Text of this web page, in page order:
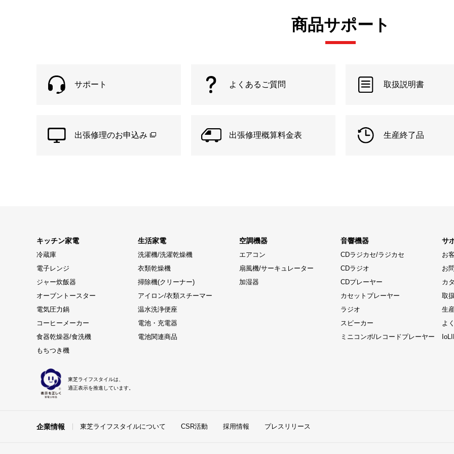
商品サポート
サポート よくあるご質問 取扱説明書
出張修理のお申込み 出張修理概算料金表 生産終了品
キッチン家電
冷蔵庫
電子レンジ
ジャー炊飯器
オーブントースター
電気圧力鍋
コーヒーメーカー
食器乾燥器/食洗機
もちつき機
生活家電
洗濯機/洗濯乾燥機
衣類乾燥機
掃除機(クリーナー)
アイロン/衣類スチーマー
温水洗浄便座
電池・充電器
電池関連商品
空調機器
エアコン
扇風機/サーキュレーター
加湿器
音響機器
CDラジカセ/ラジカセ
CDラジオ
CDプレーヤー
カセットプレーヤー
ラジオ
スピーカー
ミニコンポ/レコードプレーヤー
サ
お
お
カ
取
生
よ
東芝ライフスタイルは、
適正表示を推進しています。
企業情報 東芝ライフスタイルについて CSR活動 採用情報 プレスリリース